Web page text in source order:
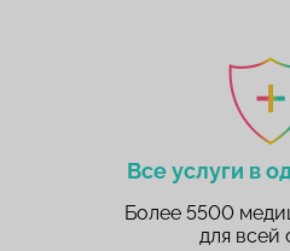
Все услуги в
Более 5500
для всей